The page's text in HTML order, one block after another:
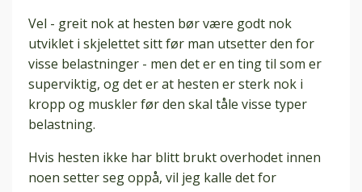
Vel - greit nok at hesten bør være godt nok
utviklet i skjelettet sitt før man utsetter den for
visse belastninger - men det er en ting til som er
superviktig, og det er at hesten er sterk nok i
kropp og muskler før den skal tåle visse typer
belastning.
Hvis hesten ikke har blitt brukt overhodet innen
noen setter seg oppå, vil jeg kalle det for